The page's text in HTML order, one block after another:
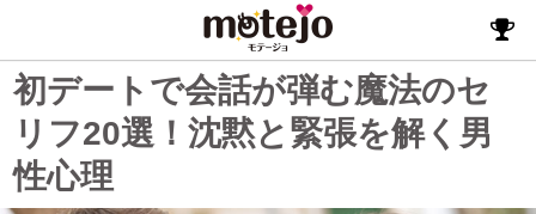
初デートで会話が弾む魔法のセ
リフ20選！沈黙と緊張を解く男
性心理